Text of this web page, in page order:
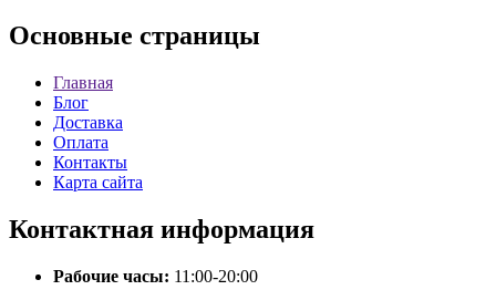
Основные страницы
Главная
Блог
Доставка
Оплата
Контакты
Карта сайта
Контактная информация
Рабочие часы: 11:00-20:00